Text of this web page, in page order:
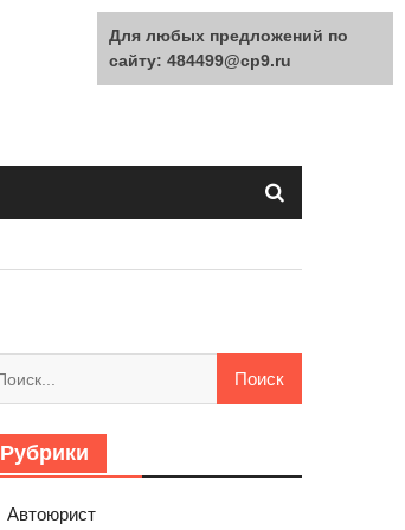
Рубрики
Автоюрист
Для любых предложений по
сайту: 484499@cp9.ru